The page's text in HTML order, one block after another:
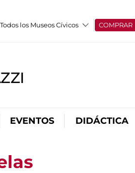
Todos los Museos Cívicos COMPRAR
EVENTOS DIDÁCTICA